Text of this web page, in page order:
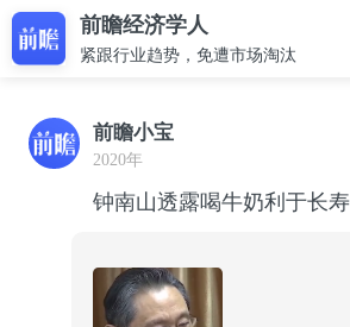
前瞻经济学人
紧跟行业趋势，免遭市场淘汰
前瞻小宝
2020年
钟南山透露喝牛奶利于长